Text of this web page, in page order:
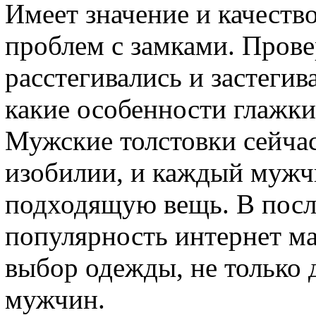
Имеет значение и
проблем с замками.
расстегивались и
какие особенности
Мужские толстовки
изобилии, и каждый
подходящую вещь. В
популярность интернет
выбор одежды, не
мужчин.